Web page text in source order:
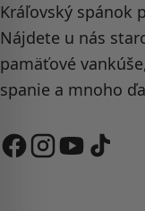
Kráľovský spánok
Nájdete u nás
pamäťové
spanie a mnoho